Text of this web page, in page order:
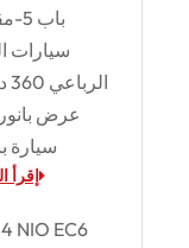
باب
سيارات
عرض
سيارة
إقرأ
NIO EC6